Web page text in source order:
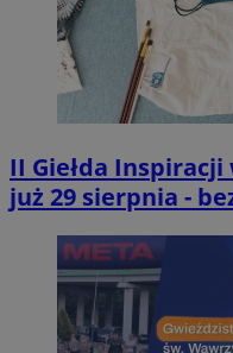
II Giełda Inspiracji
już 29 sierpnia -